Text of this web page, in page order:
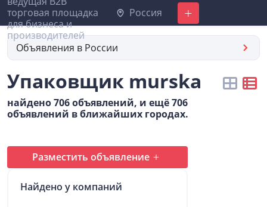
Россия Добавить
Объявления в России
Упаковщик murska
найдено 706 объявлений, и ещё 706
объявлений в ближайших городах.
Разместить объявление
Найдено у компаний